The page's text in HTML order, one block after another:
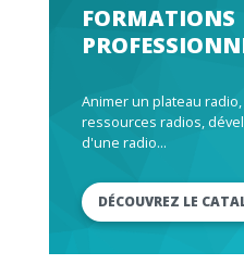
FORMATIONS
Animer un plateau
ressources radios,
d'une radio...
DÉCOUVREZ LE